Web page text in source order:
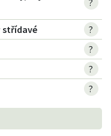
střídavé
?
?
?
?